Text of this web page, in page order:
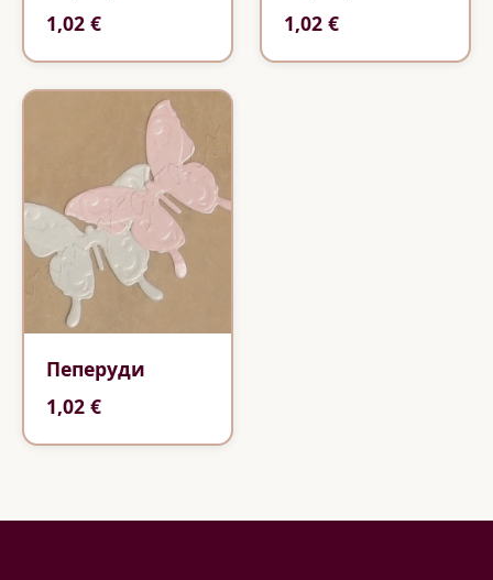
1,02 €
1,02 €
Пеперуди
1,02 €